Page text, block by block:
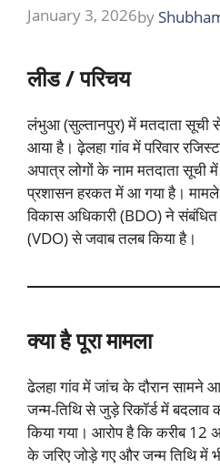
January 3, 2026by
लीड / परिचय
लंभुआ (सुल्तानपुर) में मतदाता सूची
आया है। ढ़ेलहा गांव में परिवार
अपात्र लोगों के नाम मतदाता
प्रशासन हरकत में आ गया है।
विकास अधिकारी (BDO) ने संबंधित
(VDO) से जवाब तलब किया है।
क्या है पूरा मामला
ढेलहा गांव में जांच के दौरान सामने
जन्म-तिथि से जुड़े रिकॉर्ड में बदलाव
किया गया। आरोप है कि करीब 12
के जरिए जोड़े गए और जन्म तिथि में